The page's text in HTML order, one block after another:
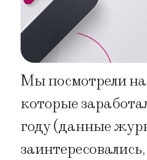
Мы посмотрели на
которые
году (данные